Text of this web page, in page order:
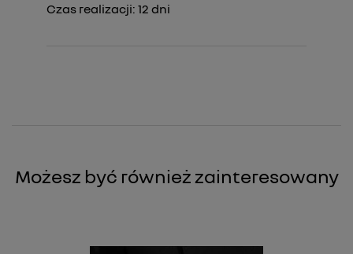
Czas realizacji: 12 dni
Możesz być również zainteresowany